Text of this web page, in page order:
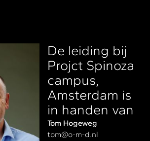
De leiding bij
Projct Spinoza
campus,
Amsterdam is
in handen van
Tom Hogeweg
tom@o-m-d.nl